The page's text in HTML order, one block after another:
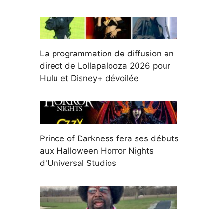
La programmation de diffusion en
direct de Lollapalooza 2026 pour
Hulu et Disney+ dévoilée
Prince of Darkness fera ses débuts
aux Halloween Horror Nights
d'Universal Studios